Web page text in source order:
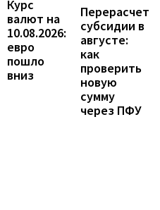
Курс
валют на
10.08.2026:
евро
пошло
вниз
Перерасчет
субсидии в
августе:
как
проверить
новую
сумму
через ПФУ